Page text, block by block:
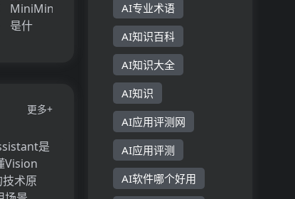
更多+
AI专业术语
AI知识百科
AI知识大全
AI知识
AI应用评测网
AI应用评测
AI软件哪个好用